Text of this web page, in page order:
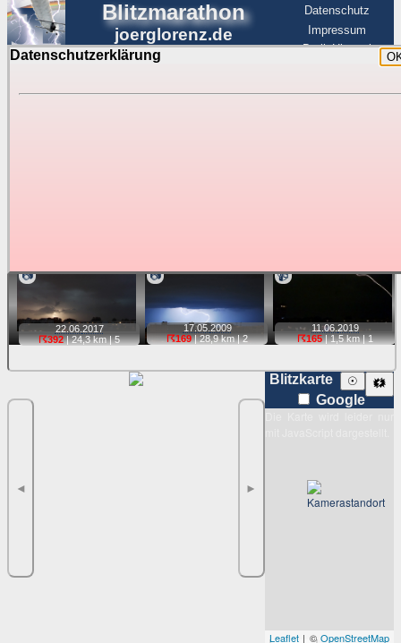
Datenschutzerklärung
Blitzmarathon
joerglorenz.de
Datenschutz
Impressum
BerlinHimmel
Blitzmarathon
Luftfahrt
📷
22.06. 2017
☈392| 24,3 km |5
📷
17.05. 2009
☈169| 28,9 km |2
📹
11.06.2019
☈165| 1,5 km |1
◄ ►
Blitzkarte 🗱
☉
Google
Leaflet | ©OpenStreetMap